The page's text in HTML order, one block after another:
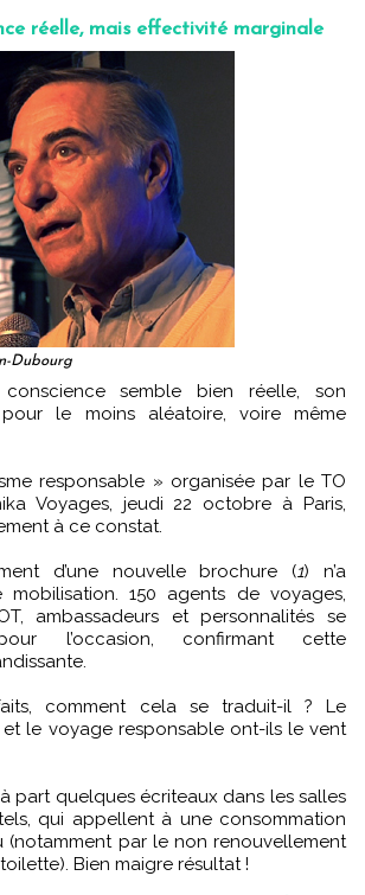
réelle, mais effectivité marginale
Dubourg
le moins aléatoire, voire même
responsable » organisée par le TO
Voyages, jeudi 22 octobre à Paris,
à ce constat.
d’une nouvelle brochure (1) n’a
150 agents de voyages,
ambassadeurs et personnalités se
l’occasion, confirmant cette
comment cela se traduit-il ? Le
le voyage responsable ont-ils le vent
à part quelques écriteaux dans les salles
qui appellent à une consommation
(notamment par le non renouvellement
Bien maigre résultat !